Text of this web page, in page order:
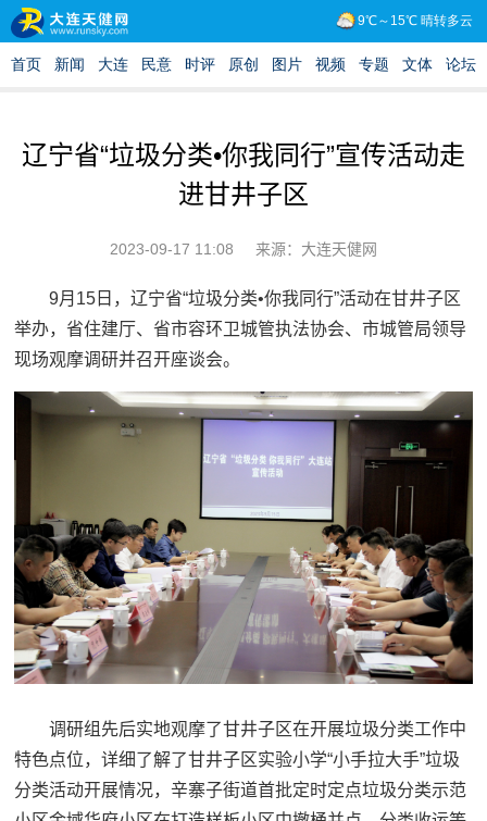
辽宁省“垃圾分类•你我同行”宣传活动走
进甘井子区
2023-09-17 11:08 来源：大连天健网
9月15日，辽宁省“垃圾分类•你我同行”活动在甘井子区
举办，省住建厅、省市容环卫城管执法协会、市城管局领导
现场观摩调研并召开座谈会。
调研组先后实地观摩了甘井子区在开展垃圾分类工作中
特色点位，详细了解了甘井子区实验小学“小手拉大手”垃圾
分类活动开展情况，辛寨子街道首批定时定点垃圾分类示范